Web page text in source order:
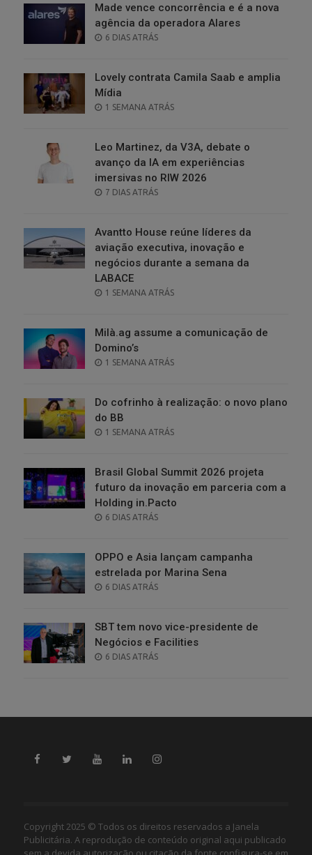
Made vence concorrência e é a nova
agência da operadora Alares
POSTED
6 DIAS ATRÁS
Lovely contrata Camila Saab e amplia
Mídia
POSTED
1 SEMANA ATRÁS
Leo Martinez, da V3A, debate o
avanço da IA em experiências
imersivas no RIW 2026
POSTED
7 DIAS ATRÁS
Avantto House reúne líderes da
aviação executiva, inovação e
negócios durante a semana da
LABACE
POSTED
1 SEMANA ATRÁS
Milà.ag assume a comunicação de
Domino’s
POSTED
1 SEMANA ATRÁS
Do cofrinho à realização: o novo plano
do BB
POSTED
1 SEMANA ATRÁS
Brasil Global Summit 2026 projeta
futuro da inovação em parceria com a
Holding in.Pacto
POSTED
6 DIAS ATRÁS
OPPO e Asia lançam campanha
estrelada por Marina Sena
POSTED
6 DIAS ATRÁS
SBT tem novo vice-presidente de
Negócios e Facilities
POSTED
6 DIAS ATRÁS
Copyright 2025 © Todos os direitos reservados a Janela
Publicitária. A reprodução de conteúdo original aqui publicado